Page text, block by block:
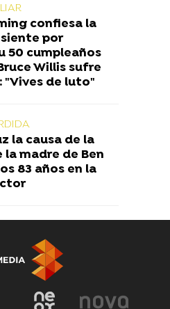
confiesa la
por
50 cumpleaños
Willis sufre
"Vives de luto"
la causa de la
madre de Ben
83 años en la